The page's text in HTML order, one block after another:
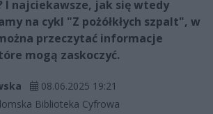
I najciekawsze, jak się wtedy
na cykl "Z pożółkłych szpalt", w
przeczytać informacje
mogą zaskoczyć.
08.06.2025 19:21
Biblioteka Cyfrowa